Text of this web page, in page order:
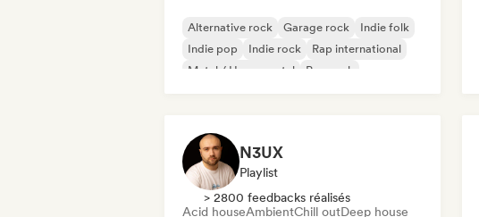
Alternative rock Garage rock
Indie folk
Indie pop
Indie rock
Rap international
Metal / Heavy metal
Pop rock
N3UX
Playlist
> 2800 feedbacks réalisés
Acid houseAmbientChill outDeep house